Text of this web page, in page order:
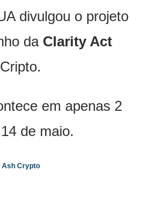
divulgou o projeto
da
Clarity Act
Cripto.
em apenas 2
de maio.
Ash Crypto